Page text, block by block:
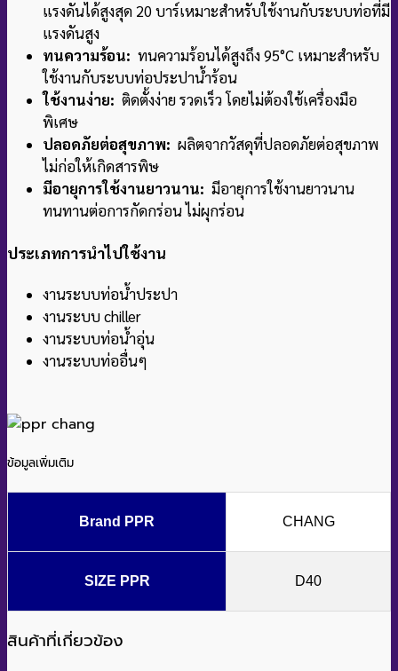
แรงดันได้สูงสุด 20 บาร์เหมาะสำหรับใช้งานกับระบบท่อที่มี
แรงดันสูง
ทนความร้อน: ทนความร้อนได้สูงถึง 95°C เหมาะสำหรับ
ใช้งานกับระบบท่อประปาน้ำร้อน
ใช้งานง่าย: ติดตั้งง่าย รวดเร็ว โดยไม่ต้องใช้เครื่องมือ
พิเศษ
ปลอดภัยต่อสุขภาพ: ผลิตจากวัสดุที่ปลอดภัยต่อสุขภาพ
ไม่ก่อให้เกิดสารพิษ
มีอายุการใช้งานยาวนาน: มีอายุการใช้งานยาวนาน
ทนทานต่อการกัดกร่อน ไม่ผุกร่อน
ประเภทการนำไปใช้งาน
งานระบบท่อน้ำประปา
งานระบบ chiller
งานระบบท่อน้ำอุ่น
งานระบบท่ออื่นๆ
ข้อมูลเพิ่มเติม
Brand PPR CHANG
SIZE PPR D40
สินค้าที่เกี่ยวข้อง